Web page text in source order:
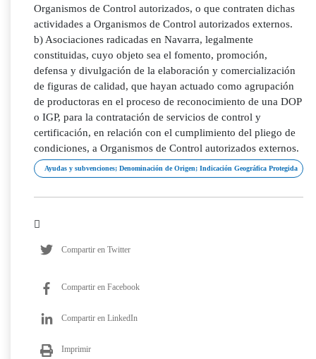
Organismos de Control autorizados, o que contraten dichas
actividades a Organismos de Control autorizados externos.
b) Asociaciones radicadas en Navarra, legalmente
constituidas, cuyo objeto sea el fomento, promoción,
defensa y divulgación de la elaboración y comercialización
de figuras de calidad, que hayan actuado como agrupación
de productoras en el proceso de reconocimiento de una DOP
o IGP, para la contratación de servicios de control y
certificación, en relación con el cumplimiento del pliego de
condiciones, a Organismos de Control autorizados externos.
Ayudas y subvenciones; Denominación de Origen; Indicación Geográfica Protegida
Compartir en Twitter
Compartir en Facebook
Compartir en LinkedIn
Imprimir